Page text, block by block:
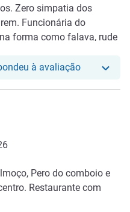
Zero simpatia dos
Funcionária do
forma como falava, rude
à avaliaçãoO nosso
5
Pero do comboio e
Restaurante com